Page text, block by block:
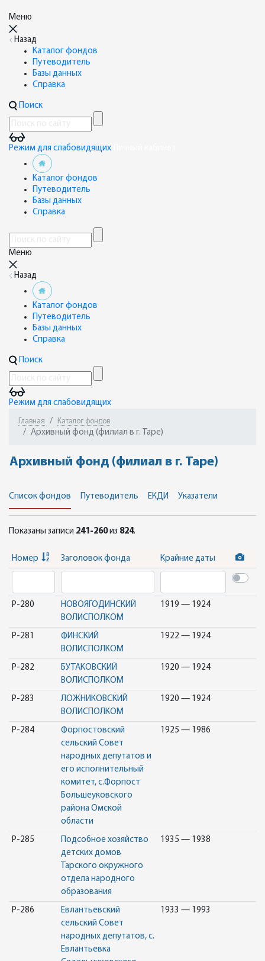
Меню
Назад
Каталог фондов
Путеводитель
Базы данных
Справка
Поиск
Режим для слабовидящих
Каталог фондов
Путеводитель
Базы данных
Справка
Меню
Назад
Каталог фондов
Путеводитель
Базы данных
Справка
Поиск
Режим для слабовидящих
Главная Каталог фондов
Архивный фонд (филиал в г. Таре)
Архивный фонд (филиал в г. Таре)
Список фондов Путеводитель ЕКДИ Указатели
Показаны записи 241-260из 824.
Номер Заголовок фонда Крайние даты
Р-280
НОВОЯГОДИНСКИЙ
ВОЛИСПОЛКОМ
1919 — 1924
Р-281
ФИНСКИЙ
ВОЛИСПОЛКОМ
1922 — 1924
Р-282
БУТАКОВСКИЙ
ВОЛИСПОЛКОМ
1920 — 1924
Р-283
ЛОЖНИКОВСКИЙ
ВОЛИСПОЛКОМ
1920 — 1924
Р-284
Форпостовский
сельский Совет
народных депутатов и
его исполнительный
комитет, с.Форпост
Большеуковского
района Омской
области
1925 — 1986
Р-285
Подсобное хозяйство
детских домов
Тарского окружного
отдела народного
образования
1935 — 1938
Р-286
Евлантьевский
сельский Совет
народных депутатов, с.
Евлантьевка
1933 — 1993